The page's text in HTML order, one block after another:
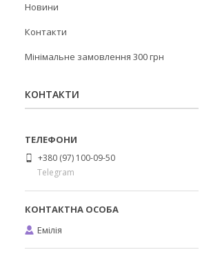
Новини
Контакти
Мінімальне замовлення 300 грн
КОНТАКТИ
+380 (97) 100-09-50
Telegram
Емілія